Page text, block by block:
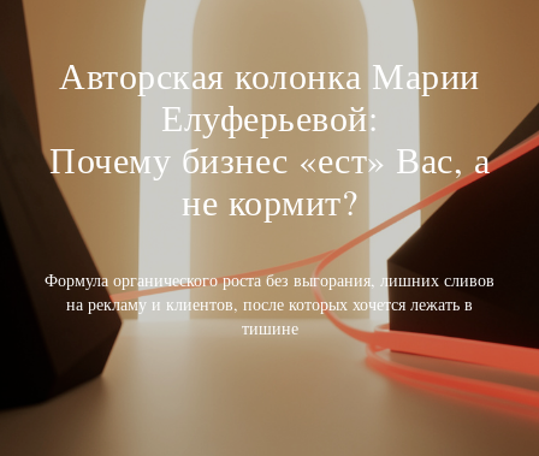
Авторская колонка Марии
Елуферьевой:
Почему бизнес «ест» Вас, а
не кормит?
Формула органического роста без выгорания, лишних сливов
на рекламу и клиентов, после которых хочется лежать в
тишине